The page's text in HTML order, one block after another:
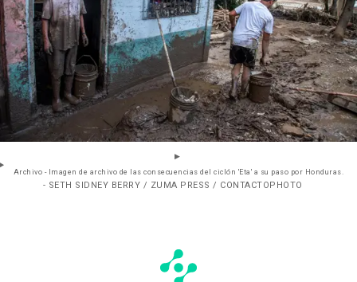
Archivo - Imagen de archivo de las consecuencias del ciclón 'Eta' a su paso por Honduras.
- SETH SIDNEY BERRY / ZUMA PRESS / CONTACTOPHOTO